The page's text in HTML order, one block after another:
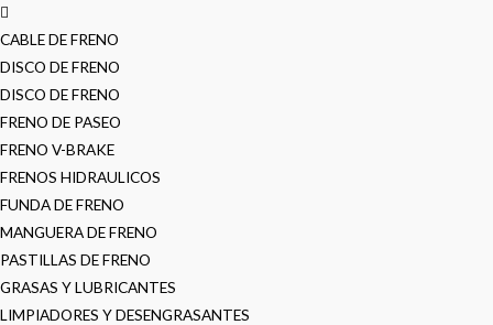
CABLE DE FRENO
DISCO DE FRENO
DISCO DE FRENO
FRENO DE PASEO
FRENO V-BRAKE
FRENOS HIDRAULICOS
FUNDA DE FRENO
MANGUERA DE FRENO
PASTILLAS DE FRENO
GRASAS Y LUBRICANTES
LIMPIADORES Y DESENGRASANTES